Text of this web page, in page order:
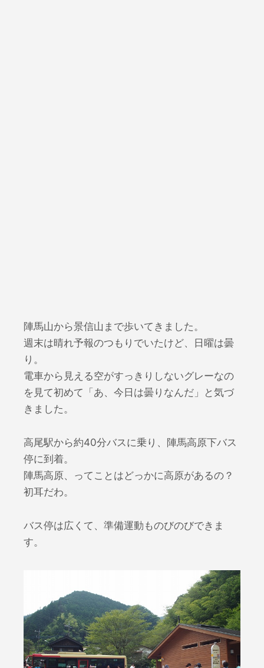
陣馬山から景信山まで歩いてきました。
週末は晴れ予報のつもりでいたけど、日曜は曇
り。
電車から見える空がすっきりしないグレーなの
を見て初めて「あ、今日は曇りなんだ」と気づ
きました。
高尾駅から約40分バスに乗り、陣馬高原下バス
停に到着。
陣馬高原、ってことはどっかに高原があるの？
初耳だわ。
バス停は広くて、準備運動ものびのびできま
す。